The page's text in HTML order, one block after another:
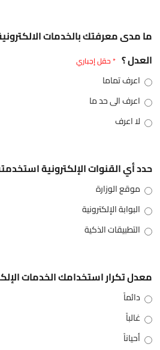
ما مدى معرفتك بالخدمات
العدل ؟ * حقل إجباري
اعرف تماما
اعرف الى حد ما
لا اعرف
حدد أي القنوات الإلكترونية
موقع الوزارة
البوابة الإلكترونية
التطبيقات الذكية
معدل تكرار استخدامك الخدمات
دائماً
غالباً
أحياناً